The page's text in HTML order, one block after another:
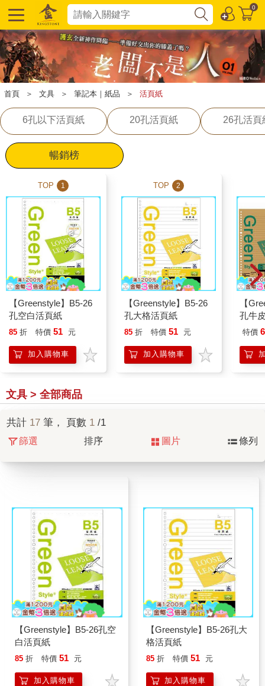
0
首頁 ＞ 文具 ＞ 筆記本｜紙品 ＞ 活頁紙
6孔以下活頁紙 20孔活頁紙 26孔活頁
暢銷榜
TOP 1
【Greenstyle】B5-26
孔空白活頁紙
85 折 特價 51 元
加入購物車
TOP 2
【Greenstyle】B5-26
孔大格活頁紙
85 折 特價 51 元
加入購物車
【
孔牛
特價
文具 > 全部商品
共計 17 筆， 頁數 1 /1
篩選 排序 圖片 條列
【Greenstyle】B5-26孔空
白活頁紙
85 折 特價 51 元
加入購物車
【Greenstyle】B5-26孔大
格活頁紙
85 折 特價 51 元
加入購物車